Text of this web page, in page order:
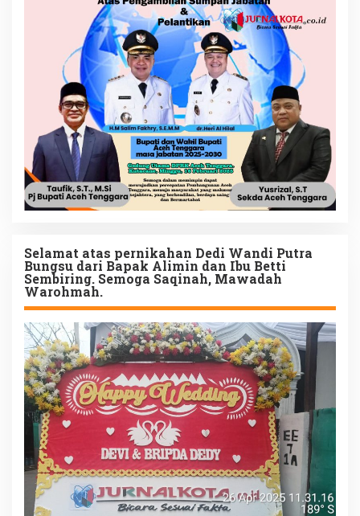
Selamat atas pernikahan Dedi Wandi Putra
Bungsu dari Bapak Alimin dan Ibu Betti
Sembiring. Semoga Saqinah, Mawadah
Warohmah.